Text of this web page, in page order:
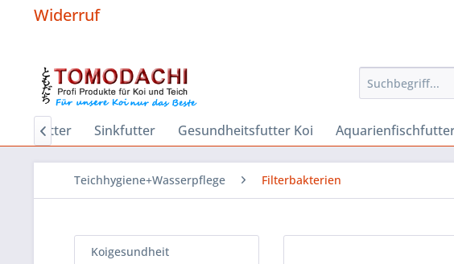
Widerruf
Sinkfutter Gesundheitsfutter Koi

Teichhygiene+Wasserpflege Filterbakterien
Koigesundheit